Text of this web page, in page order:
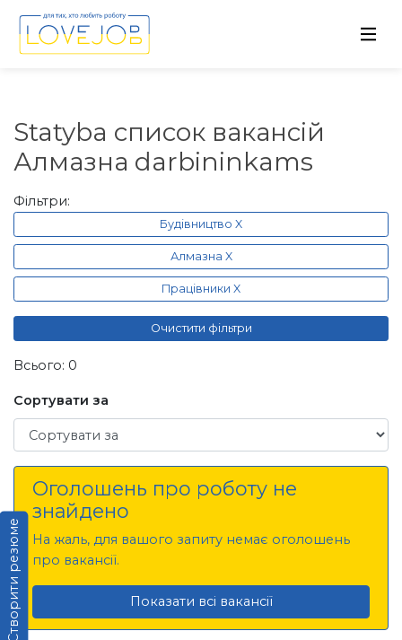
Створити резюме
Statyba список вакансій
Алмазна darbininkams
Фільтри:
Будівництво X
Алмазна X
Працівники X
Очистити фільтри
Всього: 0
Сортувати за
Сортувати за
Оголошень про роботу не
знайдено
На жаль, для вашого запиту немає оголошень
про вакансії.
Показати всі вакансії